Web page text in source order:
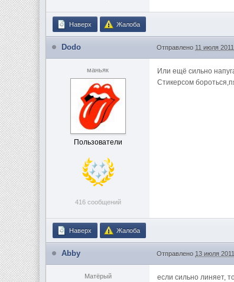
Наверх Жалоба
Dodo Отправлено 11 июля
маньяк
Пользователи
416 сообщений
Или ещё сильно
Стикерсом
Наверх Жалоба
Abby Отправлено 13 июля
Матёрый
если сильно линяет,